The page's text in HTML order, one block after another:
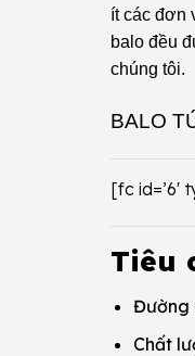
ít các đơn
balo đều
chúng tôi.
BALO
[fc id=’6′
Tiêu
Đường
Chất